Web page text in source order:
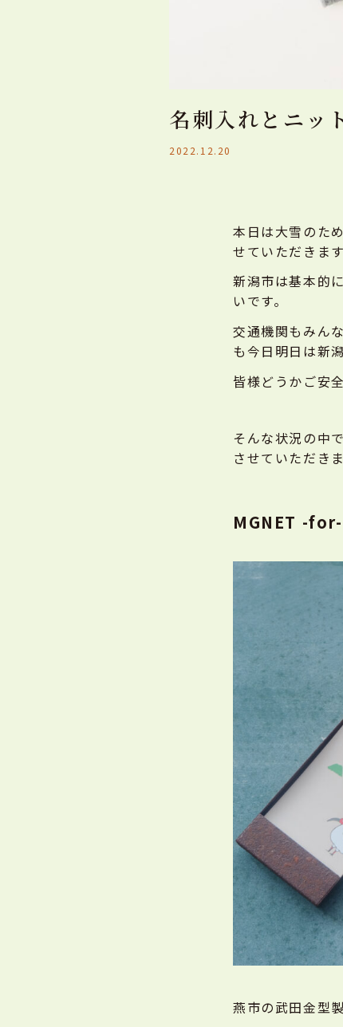
名刺入れとニ
2022.12.20
本日は大雪のた
せていただきま
新潟市は基本的
いです。
交通機関もみん
も今日明日は新
皆様どうかご安
そんな状況の中
させていただき
MGNET -
燕市の武田金型